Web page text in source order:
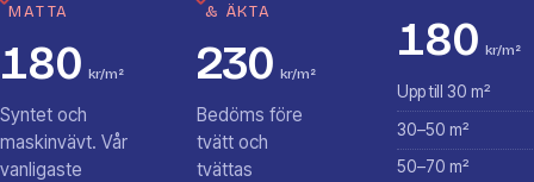
MATTA
180 kr/m²
Syntet och
maskinvävt. Vår
vanligaste
& ÄKTA
230 kr/m²
Bedöms före
tvätt och
tvättas
180 kr/m²
Upp till 30 m²
30–50 m²
50–70 m²